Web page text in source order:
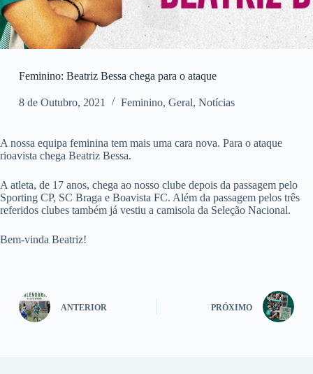
Feminino: Beatriz Bessa chega para o ataque
8 de Outubro, 2021 Feminino, Geral, Notícias
A nossa equipa feminina tem mais uma cara nova. Para o ataque
rioavista chega Beatriz Bessa.
A atleta, de 17 anos, chega ao nosso clube depois da passagem pelo
Sporting CP, SC Braga e Boavista FC. Além da passagem pelos três
referidos clubes também já vestiu a camisola da Seleção Nacional.
Bem-vinda Beatriz!
ANTERIOR PRÓXIMO